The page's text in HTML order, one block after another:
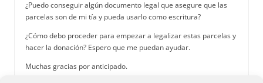
¿Puedo conseguir algún documento legal que asegure que las
parcelas son de mi tía y pueda usarlo como escritura?
¿Cómo debo proceder para empezar a legalizar estas parcelas y
hacer la donación? Espero que me puedan ayudar.
Muchas gracias por anticipado.